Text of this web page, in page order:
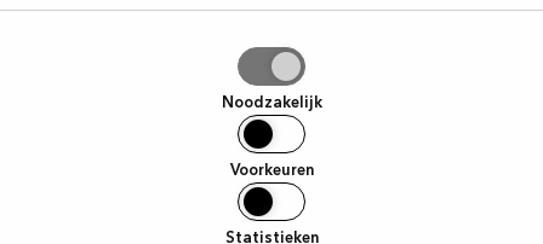
Noodzakelijk
Voorkeuren
Statistieken